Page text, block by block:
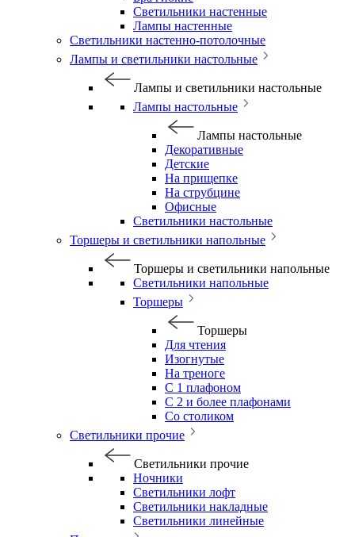
Светильники настенные
Лампы настенные
Светильники настенно-потолочные
Лампы и светильники настольные
Лампы и светильники настольные
Лампы настольные
Лампы настольные
Декоративные
Детские
На прищепке
На струбцине
Офисные
Светильники настольные
Торшеры и светильники напольные
Торшеры и светильники напольные
Светильники напольные
Торшеры
Торшеры
Для чтения
Изогнутые
На треноге
С 1 плафоном
С 2 и более плафонами
Со столиком
Светильники прочие
Светильники прочие
Ночники
Светильники лофт
Светильники накладные
Светильники линейные